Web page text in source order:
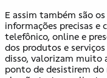
E assim também são
informações precisas
telefônico, online e
dos produtos e
disso, valorizam muito
ponto de desistirem do